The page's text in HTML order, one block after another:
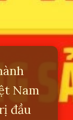
Nam
đầu